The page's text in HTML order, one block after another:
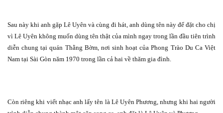
Sau này khi anh gặp Lê Uyên và cùng đi hát, anh dùng tên này để đặt cho chị
vì Lê Uyên không muốn dùng tên thật của mình ngay trong lần đầu tiên trình
diễn chung tại quán Thằng Bờm, nơi sinh hoạt của Phong Trào Du Ca Việt
Nam tại Sài Gòn năm 1970 trong lần cả hai về thăm gia đình.
Còn riêng khi viết nhạc anh lấy tên là Lê Uyên Phương, nhưng khi hai người